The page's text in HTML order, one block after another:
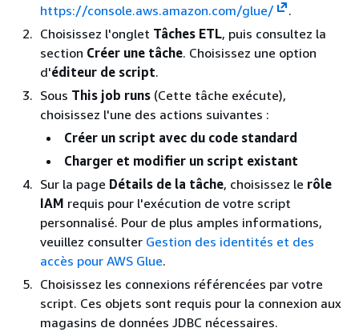
https://console.aws.amazon.com/glue/
.
Choisissez l'onglet Tâches ETL, puis consultez la
section Créer une tâche. Choisissez une option
d'éditeur de script.
Sous This job runs (Cette tâche exécute),
choisissez l'une des actions suivantes :
Créer un script avec du code standard
Charger et modifier un script existant
Sur la page Détails de la tâche, choisissez le rôle
IAM requis pour l'exécution de votre script
personnalisé. Pour de plus amples informations,
veuillez consulter Gestion des identités et des
accès pour AWS Glue.
Choisissez les connexions référencées par votre
script. Ces objets sont requis pour la connexion aux
magasins de données JDBC nécessaires.